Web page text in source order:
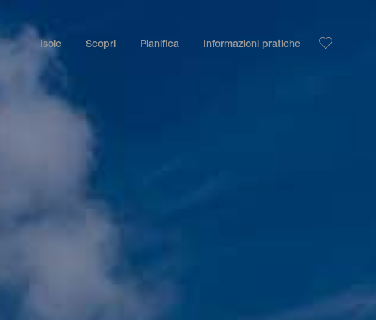
Isole Scopri Pianifica Informazioni pratiche